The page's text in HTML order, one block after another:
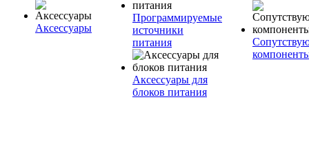
Аксессуары
Программируемые
источники
питания
Аксессуары для
блоков питания